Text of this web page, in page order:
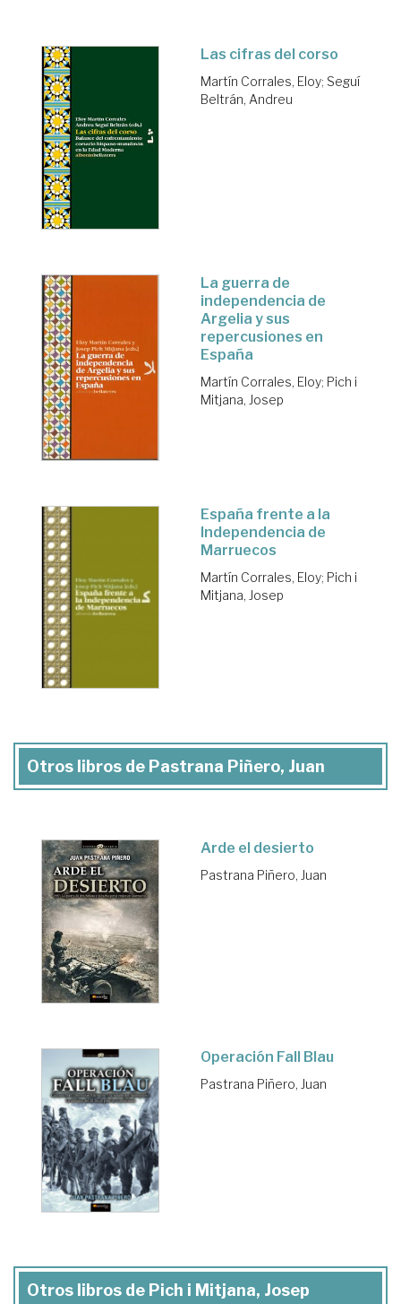
Las cifras del corso
Martín Corrales, Eloy; Seguí
Beltrán, Andreu
La guerra de
independencia de
Argelia y sus
repercusiones en
España
Martín Corrales, Eloy; Pich i
Mitjana, Josep
España frente a la
Independencia de
Marruecos
Martín Corrales, Eloy; Pich i
Mitjana, Josep
Otros libros de Pastrana Piñero, Juan
Arde el desierto
Pastrana Piñero, Juan
Operación Fall Blau
Pastrana Piñero, Juan
Otros libros de Pich i Mitjana, Josep